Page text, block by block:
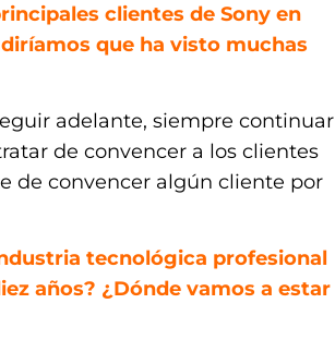
clientes de Sony en
que ha visto muchas
adelante, siempre continuar
de convencer a los clientes
de convencer algún cliente por
tecnológica profesional
años? ¿Dónde vamos a estar